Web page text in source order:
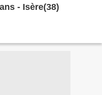
- Isère(38)